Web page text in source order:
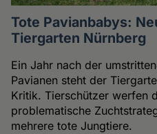
Tote Pavianbabys:
Tiergarten Nürnberg
Ein Jahr nach der
Pavianen steht der
Kritik. Tierschützer werfen
problematische
mehrere tote Jungtiere.